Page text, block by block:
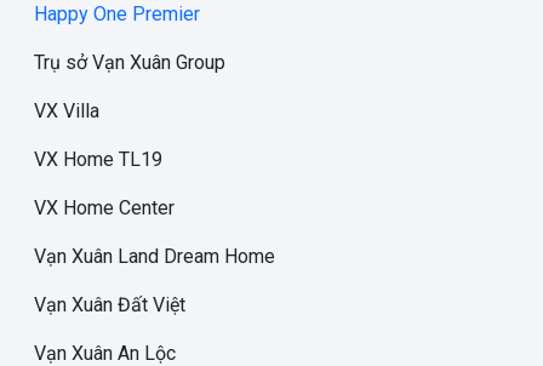
Happy One Premier
Trụ sở Vạn Xuân Group
VX Villa
VX Home TL19
VX Home Center
Vạn Xuân Land Dream Home
Vạn Xuân Đất Việt
Vạn Xuân An Lộc